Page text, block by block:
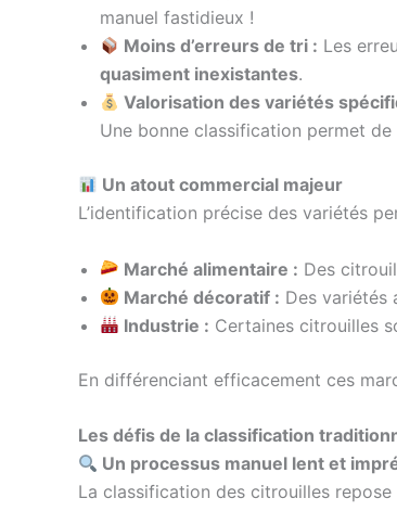
manuel fastidieux !
Moins d’erreurs de tri : Les
quasiment inexistantes.
Valorisation des variétés
Une bonne classification permet de
Un atout commercial majeur
L’identification précise des variétés
Marché alimentaire : Des
Marché décoratif : Des variétés
Industrie : Certaines citrouilles
En différenciant efficacement ces
Les défis de la classification
Un processus manuel lent et
La classification des citrouilles